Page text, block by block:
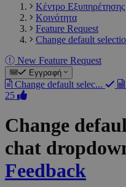
Κέντρο Εξυπηρέτησης
Κοινότητα
Feature Request
Change default
New Feature Request
Εγγραφή
Change default selec...
25
Change
chat
Feedback